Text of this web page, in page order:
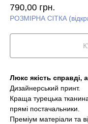
790,00 грн.
РОЗМІРНА СІТКА
Люкс якість справді,
Дизайнерський принт.
Краща турецька
прямі постачальники.
Преміум матеріали та